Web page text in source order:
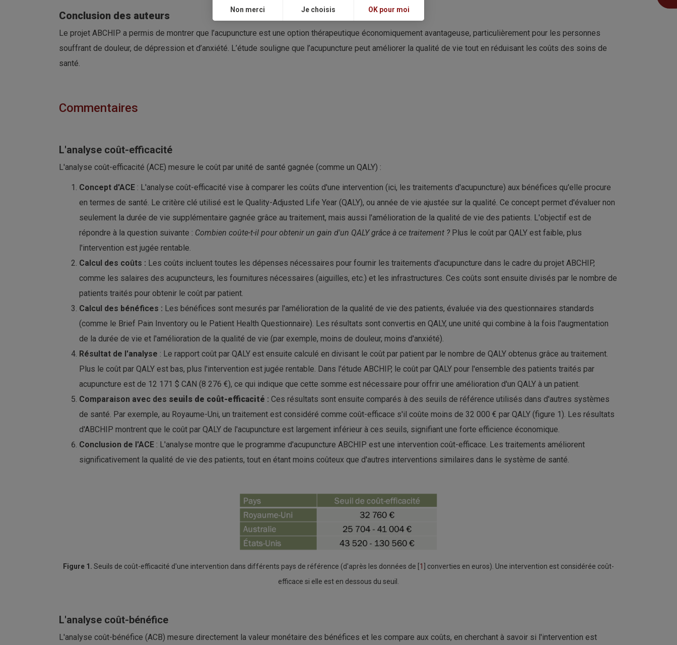
Conclusion des auteurs
Le projet ABCHIP a permis de montrer que l’acupuncture est une option thérapeutique économiquement avantageuse, particulièrement pour les personnes
souffrant de douleur, de dépression et d’anxiété. L’étude souligne que l’acupuncture peut améliorer la qualité de vie tout en réduisant les coûts des soins de
santé.
Commentaires
L'analyse coût-efficacité
L'analyse coût-efficacité (ACE) mesure le coût par unité de santé gagnée (comme un QALY) :
Concept d'ACE : L'analyse coût-efficacité vise à comparer les coûts d'une intervention (ici, les traitements d'acupuncture) aux bénéfices qu'elle procure
en termes de santé. Le critère clé utilisé est le Quality-Adjusted Life Year (QALY), ou année de vie ajustée sur la qualité. Ce concept permet d'évaluer non
seulement la durée de vie supplémentaire gagnée grâce au traitement, mais aussi l'amélioration de la qualité de vie des patients. L'objectif est de
répondre à la question suivante : Combien coûte-t-il pour obtenir un gain d'un QALY grâce à ce traitement ?Plus le coût par QALY est faible, plus
l'intervention est jugée rentable.
Calcul des coûts : Les coûts incluent toutes les dépenses nécessaires pour fournir les traitements d'acupuncture dans le cadre du projet ABCHIP,
comme les salaires des acupuncteurs, les fournitures nécessaires (aiguilles, etc.) et les infrastructures. Ces coûts sont ensuite divisés par le nombre de
patients traités pour obtenir le coût par patient.
Calcul des bénéfices : Les bénéfices sont mesurés par l'amélioration de la qualité de vie des patients, évaluée via des questionnaires standards
(comme le Brief Pain Inventory ou le Patient Health Questionnaire). Les résultats sont convertis en QALY, une unité qui combine à la fois l'augmentation
de la durée de vie et l'amélioration de la qualité de vie (par exemple, moins de douleur, moins d'anxiété).
Résultat de l'analyse : Le rapport coût par QALY est ensuite calculé en divisant le coût par patient par le nombre de QALY obtenus grâce au traitement.
Plus le coût par QALY est bas, plus l'intervention est jugée rentable. Dans l'étude ABCHIP, le coût par QALY pour l'ensemble des patients traités par
acupuncture est de 12 171 $ CAN (8 276 €), ce qui indique que cette somme est nécessaire pour offrir une amélioration d'un QALY à un patient.
Comparaison avec des seuils de coût-efficacité : Ces résultats sont ensuite comparés à des seuils de référence utilisés dans d'autres systèmes
de santé. Par exemple, au Royaume-Uni, un traitement est considéré comme coût-efficace s'il coûte moins de 32 000 € par QALY (figure 1). Les résultats
d'ABCHIP montrent que le coût par QALY de l'acupuncture est largement inférieur à ces seuils, signifiant une forte efficience économique.
Conclusion de l'ACE : L'analyse montre que le programme d'acupuncture ABCHIP est une intervention coût-efficace. Les traitements améliorent
significativement la qualité de vie des patients, tout en étant moins coûteux que d'autres interventions similaires dans le système de santé.
Figure 1. Seuils de coût-efficacité d'une intervention dans différents pays de référence (d'après les données de [ 1
] converties en euros). Une intervention est considérée coût-
efficace si elle est en dessous du seuil.
L'analyse coût-bénéfice
L'analyse coût-bénéfice (ACB) mesure directement la valeur monétaire des bénéfices et les compare aux coûts, en cherchant à savoir si l'intervention est
Non merci Je choisis OK pour moi